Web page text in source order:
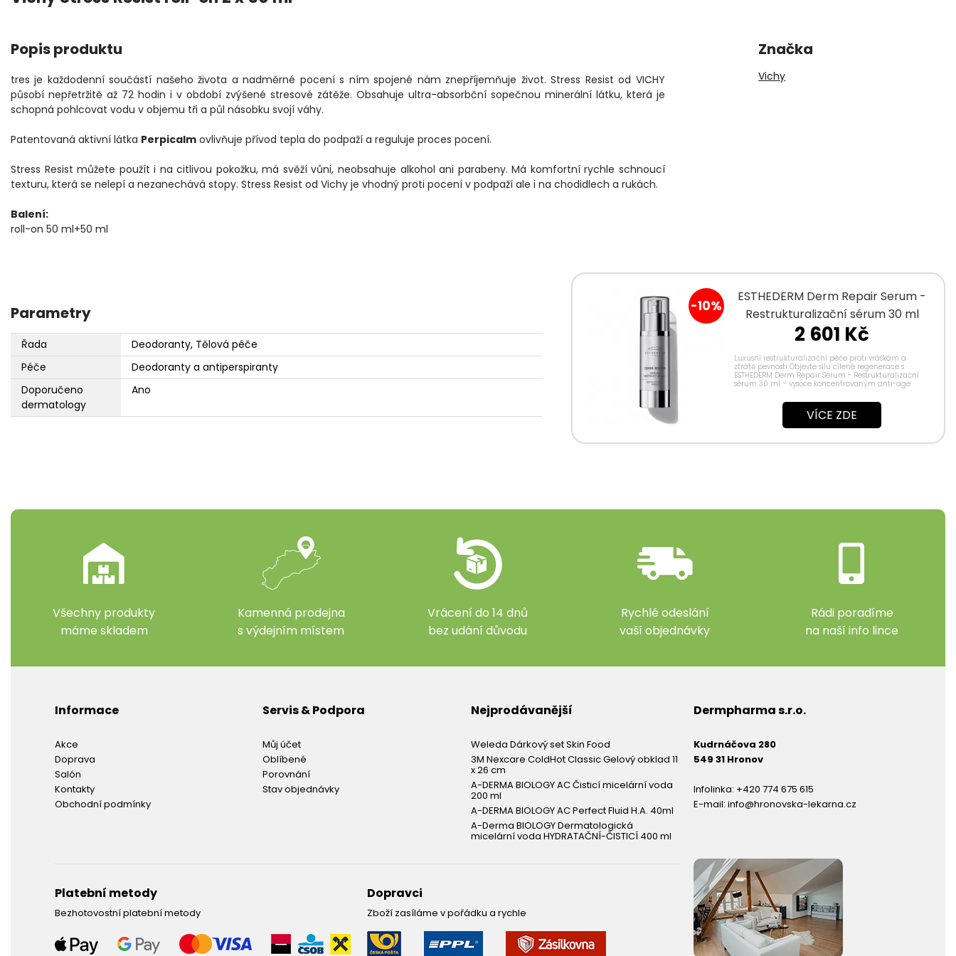
Popis produktu
tres je každodenní součástí našeho života a nadměrné pocení s ním spojené nám znepříjemňuje život. Stress Resist od VICHY
působí nepřetržitě až 72 hodin i v období zvýšené stresové zátěže. Obsahuje ultra-absorbční sopečnou minerální látku, která je
schopná pohlcovat vodu v objemu tři a půl násobku svojí váhy.
Patentovaná aktivní látka Perpicalm ovlivňuje přívod tepla do podpaží a reguluje proces pocení.
Stress Resist můžete použít i na citlivou pokožku, má svěží vůni, neobsahuje alkohol ani parabeny. Má komfortní rychle schnoucí
texturu, která se nelepí a nezanechává stopy. Stress Resist od Vichy je vhodný proti pocení v podpaží ale i na chodidlech a rukách.
Balení:
roll-on 50 ml+50 ml
Značka
Vichy
Parametry
Řada
Deodoranty, Tělová péče
Péče
Deodoranty a antiperspiranty
Doporučeno
dermatology
Ano
-10%
ESTHEDERM Derm Repair Serum -
Restrukturalizační sérum 30 ml
2 601 Kč
Luxusní restrukturalizační péče proti vráskám a
ztrátě pevnosti Objevte sílu cílené regenerace s
ESTHEDERM Derm Repair Serum - Restrukturalizační
sérum 30 ml – vysoce koncentrovaným anti-age
VÍCE ZDE
Všechny produkty
máme skladem
Kamenná prodejna
s výdejním místem
Vrácení do 14 dnů
bez udání důvodu
Rychlé odeslání
vaší objednávky
Rádi poradíme
na naší info lince
Informace
Akce
Doprava
Salón
Kontakty
Obchodní podmínky
Servis & Podpora
Můj účet
Oblíbené
Porovnání
Stav objednávky
Nejprodávanější
Weleda Dárkový set Skin Food
3M Nexcare ColdHot Classic Gelový obklad 11
x 26 cm
A-DERMA BIOLOGY AC Čisticí micelární voda
200 ml
A-DERMA BIOLOGY AC Perfect Fluid H.A. 40ml
A-Derma BIOLOGY Dermatologická
micelární voda HYDRATAČNÍ-ČISTICÍ 400 ml
Platební metody
Bezhotovostní platební metody
Dopravci
Zboží zasíláme v pořádku a rychle
Dermpharma s.r.o.
Kudrnáčova 280
549 31 Hronov
Infolinka: +420 774 675 615
E-mail: info@hronovska-lekarna.cz